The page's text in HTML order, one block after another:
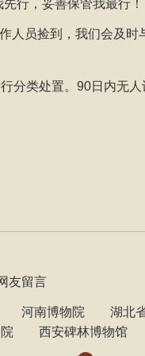
行，妥善保管我最行！
员捡到，我们会及
类处置。90日内无
友留言
河南博物院 湖北
西安碑林博物馆